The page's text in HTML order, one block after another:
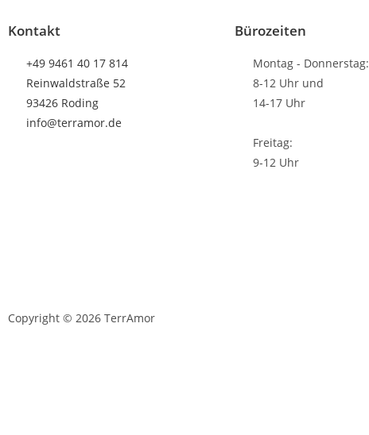
Kontakt
+49 9461 40 17 814
Reinwaldstraße 52
93426 Roding
info@terramor.de
Bürozeiten
Montag - Donnerstag:
8-12 Uhr und
14-17 Uhr
Freitag:
9-12 Uhr
Copyright © 2026 TerrAmor